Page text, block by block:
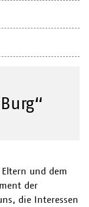
und dem
der
die Interessen